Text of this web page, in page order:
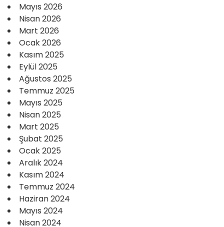
Mayıs 2026
Nisan 2026
Mart 2026
Ocak 2026
Kasım 2025
Eylül 2025
Ağustos 2025
Temmuz 2025
Mayıs 2025
Nisan 2025
Mart 2025
Şubat 2025
Ocak 2025
Aralık 2024
Kasım 2024
Temmuz 2024
Haziran 2024
Mayıs 2024
Nisan 2024